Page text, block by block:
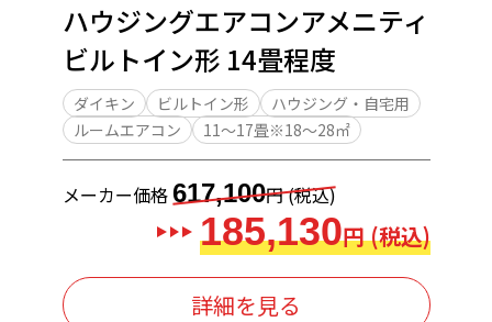
ハウジングエアコンアメニティ
ビルトイン形 14畳程度
ダイキン ビルトイン形
ハウジング・自宅用
ルームエアコン
11～17畳※18～28㎡
メーカー価格617,100円 (税込)
185,130円 (税込)
詳細を見る